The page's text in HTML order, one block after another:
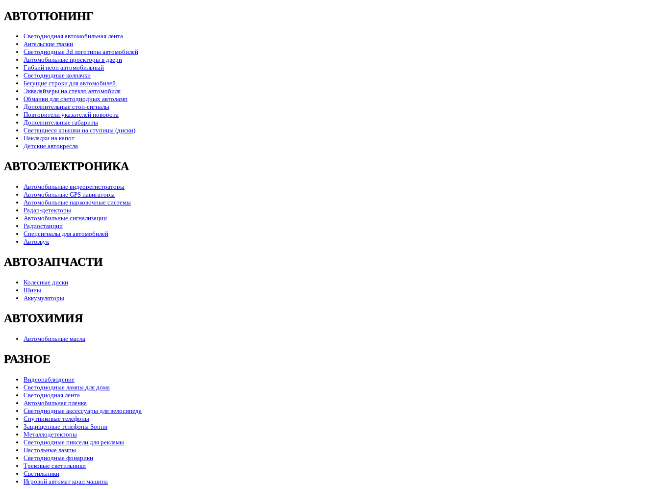
АВТОТЮНИНГ
Светодиодная автомобильная лента
Ангельские глазки
Светодиодные 3d логотипы автомобилей
Автомобильные проекторы в двери
Гибкий неон автомобильный
Светодиодные колпачки
Бегущие строки для автомобилей.
Эквалайзеры на стекло автомобиля
Обманки для светодиодных автоламп
Дополнительные стоп-сигналы
Повторители указателей поворота
Дополнительные габариты
Светящиеся крышки на ступицы (диски)
Накладки на капот
Детские автокресла
АВТОЭЛЕКТРОНИКА
Автомобильные видеорегистраторы
Автомобильные GPS навигаторы
Автомобильные парковочные системы
Радар-детекторы
Автомобильные сигнализации
Радиостанции
Спецсигналы для автомобилей
Автозвук
АВТОЗАПЧАСТИ
Колесные диски
Шины
Аккумуляторы
АВТОХИМИЯ
Автомобильные масла
РАЗНОЕ
Видеонаблюдение
Светодиодные лампы для дома
Светодиодная лента
Автомобильная пленка
Светодиодные аксессуары для велосипеда
Спутниковые телефоны
Защищенные телефоны Sonim
Металлодетекторы
Светодиодные пиксели для рекламы
Настольные лампы
Светодиодные фонарики
Трековые светильники
Светильники
Игровой автомат кран машина